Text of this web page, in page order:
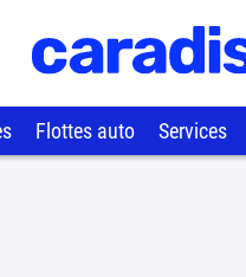
Flottes auto Services